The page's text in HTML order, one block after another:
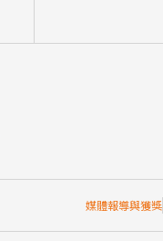
媒體報導與獲獎